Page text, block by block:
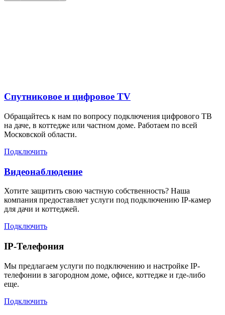
Спутниковое и цифровое TV
Обращайтесь к нам по вопросу подключения цифрового ТВ
на даче, в коттедже или частном доме. Работаем по всей
Московской области.
Подключить
Видеонаблюдение
Хотите защитить свою частную собственность? Наша
компания предоставляет услуги под подключению IP-камер
для дачи и коттеджей.
Подключить
IP-Телефония
Мы предлагаем услуги по подключению и настройке IP-
телефонии в загородном доме, офисе, коттедже и где-либо
еще.
Подключить